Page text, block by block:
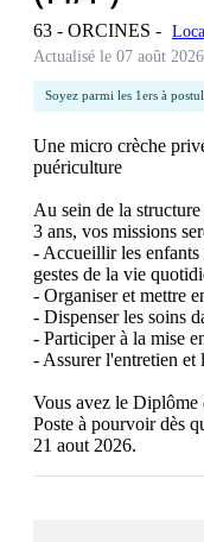
63 - ORCINES -
Actualisé le 07 août 2026
Soyez parmi les 1ers à
Une micro crèche
puériculture
Au sein de la structure
3 ans, vos missions
- Accueillir les enfants
gestes de la vie
- Organiser et mettre
- Dispenser les soins
- Participer à la mise
- Assurer l'entretien et
Vous avez le
Poste à pourvoir dès